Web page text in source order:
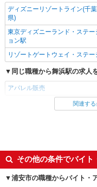
ディズニーリゾートライン(千葉
県)
東京ディズニーランド・ステー
ョン駅
リゾートゲートウェイ・ステー
同じ職種から舞浜駅の求人
アパレル販売
同じ雇用形態から舞浜駅の
入社日応相談
Web面接OK
職場見学OKまたは説明会あり
関連す
その他の条件でバイト
浦安市の職種からバイト・